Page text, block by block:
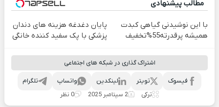
مطالب پیشنهادی
با این نوشیدنی گیاهی کبدت
همیشه پرقدرته55%تخفیف
پایان دغدغه هزینه های دندان
پزشکی با پک سفید کننده خانگی
اشتراک گذاری در شبکه های اجتماعی
تلگرام واتساپ لینکدین تویتر
فیسوک
ترکی
2 سپتامبر 2025 0 نظر